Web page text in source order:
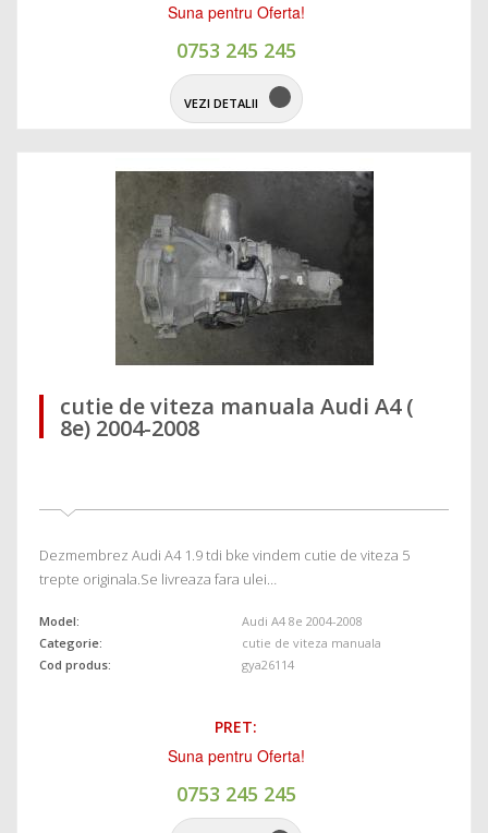
Suna pentru Oferta!
0753 245 245
VEZI DETALII
cutie de viteza manuala Audi A4 (
8e) 2004-2008
Dezmembrez Audi A4 1.9 tdi bke vindem cutie de viteza 5
trepte originala.Se livreaza fara ulei…
Model:
Categorie:
Cod produs:
Audi A4 8e 2004-2008
cutie de viteza manuala
gya26114
PRET:
Suna pentru Oferta!
0753 245 245